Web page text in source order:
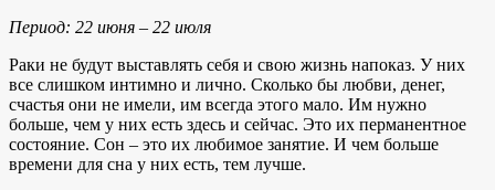
Период: 22 июня – 22 июля
Раки не будут выставлять себя и свою жизнь напоказ. У них
все слишком интимно и лично. Сколько бы любви, денег,
счастья они не имели, им всегда этого мало. Им нужно
больше, чем у них есть здесь и сейчас. Это их перманентное
состояние. Сон – это их любимое занятие. И чем больше
времени для сна у них есть, тем лучше.